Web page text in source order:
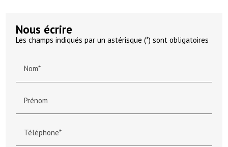
Nous écrire
Les champs indiqués par un astérisque (*) sont obligatoires
Nom*
Prénom
Téléphone*